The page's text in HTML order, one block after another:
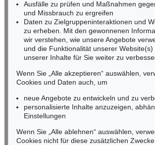
Fax: +49 (0)62 21 58 80-595
infoheidelberg@kettererkunst.de
NORDDEUTSCHLAND
Nico Kassel, M.A.
Mobil: +49 (0)171 8618661
n.kassel@kettererkunst.de
Keine Auktion mehr
Wir informieren Sie
Ausfälle zu prüfen und Maßnahmen
und Missbrauch zu ergreifen
Daten zu Zielgruppeninteraktionen und
zu erheben. Mit den gewonnenen
wir verstehen, wie unsere Angebote
und die Funktionalität unserer
unserer Inhalte für Sie weiter zu
Wenn Sie „Alle akzeptieren“ auswählen,
Cookies und Daten auch, um
neue Angebote zu entwickeln und zu
personalisierte Inhalte anzuzeigen,
Einstellungen
Wenn Sie „Alle ablehnen“ auswählen,
Cookies nicht für diese zusätzlichen